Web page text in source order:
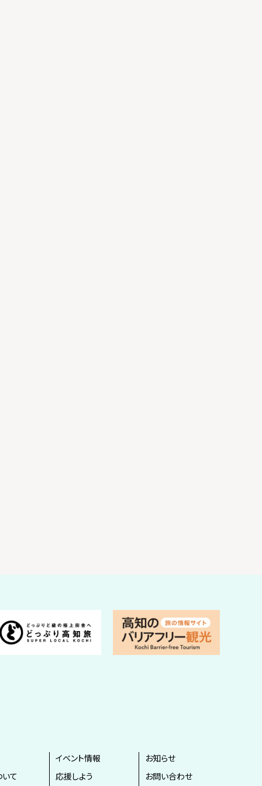
て
イベント情報
応援しよう
お知らせ
お問い合わせ